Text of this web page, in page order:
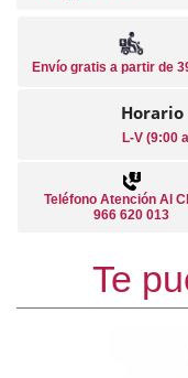
Envío gratis a partir de
L-V (9:00
Teléfono Atención Al
966 620 013
Te